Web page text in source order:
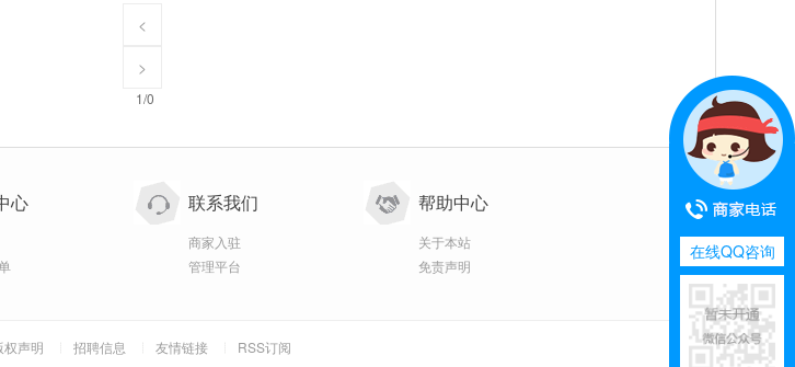
<
>
1/0
心 联系我们
商家入驻
管理平台
帮助中心
关于本站
免责声明
权声明 招聘信息 友情链接 RSS订阅
在线QQ咨询